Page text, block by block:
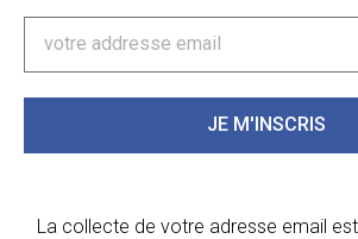
JE M'INSCRIS
La collecte de votre adresse email